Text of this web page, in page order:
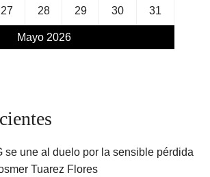
Mayo 2026
27 28 29 30 31
se une al duelo por la sensible pérdida
Tuarez Flores